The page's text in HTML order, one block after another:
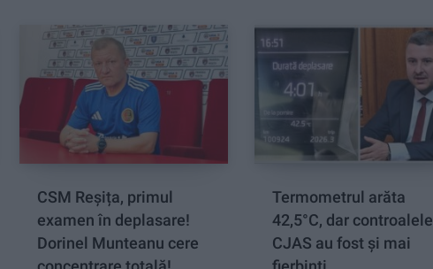
CSM Reșița, primul
examen în deplasare!
Dorinel Munteanu cere
Termometrul arăta
42,5°C, dar controalele
CJAS au fost și mai